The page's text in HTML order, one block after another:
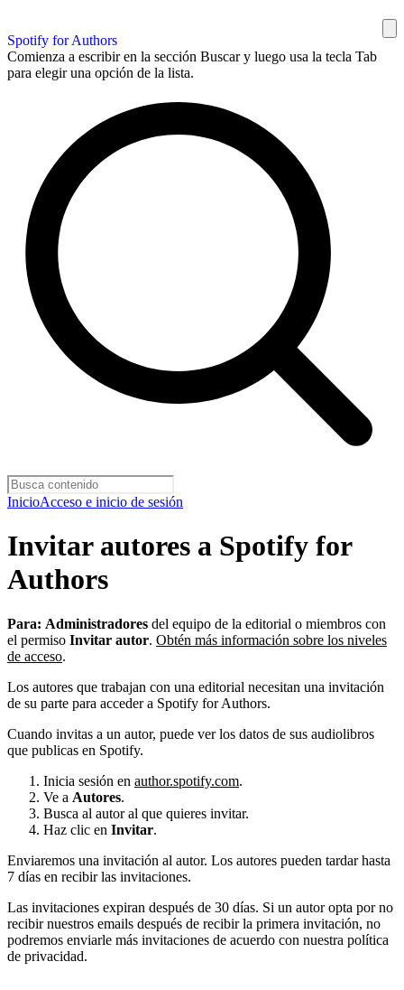
Spotify for Authors
Comienza a escribir en la sección Buscar y luego usa la tecla Tab
para elegir una opción de la lista.
InicioAcceso e inicio de sesión
Invitar autores a Spotify for
Authors
Para: Administradores del equipo de la editorial o miembros con
el permiso Invitar autor. Obtén más información sobre los niveles
de acceso.
Los autores que trabajan con una editorial necesitan una invitación
de su parte para acceder a Spotify for Authors.
Cuando invitas a un autor, puede ver los datos de sus audiolibros
que publicas en Spotify.
Inicia sesión en author.spotify.com.
Ve a Autores.
Busca al autor al que quieres invitar.
Haz clic en Invitar.
Enviaremos una invitación al autor. Los autores pueden tardar hasta
7 días en recibir las invitaciones.
Las invitaciones expiran después de 30 días. Si un autor opta por no
recibir nuestros emails después de recibir la primera invitación, no
podremos enviarle más invitaciones de acuerdo con nuestra política
de privacidad.